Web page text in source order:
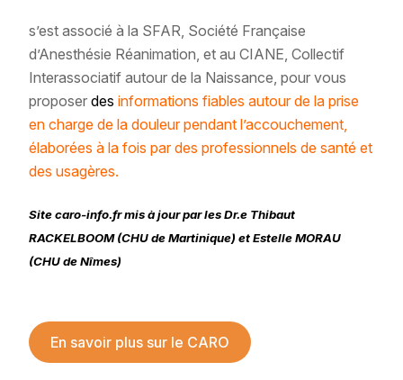
s’est associé à la SFAR, Société Française
d’Anesthésie Réanimation, et au CIANE, Collectif
Interassociatif autour de la Naissance, pour vous
proposer des informations fiables autour de la prise
en charge de la douleur pendant l’accouchement,
élaborées à la fois par des professionnels de santé et
des usagères.
Site caro-info.fr mis à jour par les Dr.e Thibaut
RACKELBOOM (CHU de Martinique) et Estelle MORAU
(CHU de Nîmes)
En savoir plus sur le CARO